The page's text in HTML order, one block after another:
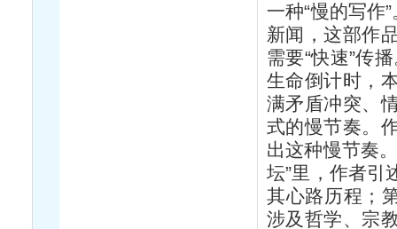
一种“慢的写作
新闻，这部作
需要“快速”传
生命倒计时，
满矛盾冲突、
式的慢节奏。
出这种慢节奏
坛”里，作者引
其心路历程；
涉及哲学、宗